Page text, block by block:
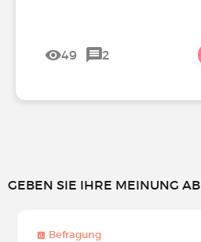
49 2
GEBEN SIE IHRE MEINUNG AB
Befragung